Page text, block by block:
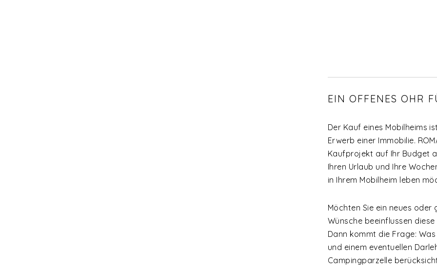
EIN OFFENES OHR
Der Kauf eines Mobilheims
Erwerb einer Immobilie.
Kaufprojekt auf Ihr Budget
Ihren Urlaub und Ihre
in Ihrem Mobilheim leben
Möchten Sie ein neues
Wünsche beeinflussen
Dann kommt die Frage:
und einem eventuellen
Campingparzelle